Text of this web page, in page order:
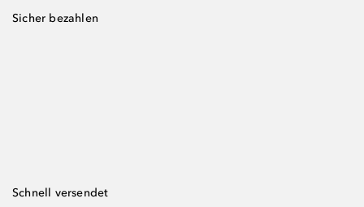
Sicher bezahlen
Schnell versendet